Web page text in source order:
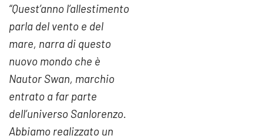
“Quest’anno l’allestimento
parla del vento e del
mare, narra di questo
nuovo mondo che è
Nautor Swan, marchio
entrato a far parte
dell’universo Sanlorenzo.
Abbiamo realizzato un